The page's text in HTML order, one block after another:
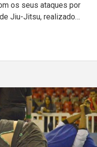
os seus ataques por
Jiu-Jitsu, realizado…